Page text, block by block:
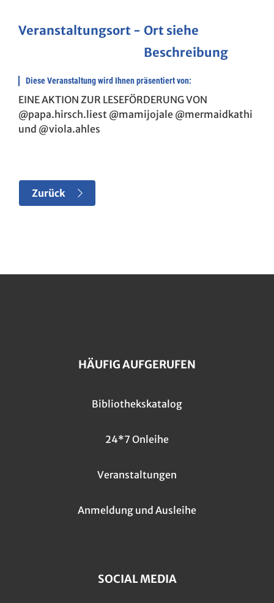
Veranstaltungsort
Ort siehe
Beschreibung
Diese Veranstaltung wird Ihnen präsentiert von:
EINE AKTION ZUR LESEFÖRDERUNG VON
@papa.hirsch.liest @mamijojale @mermaidkathi
und @viola.ahles
Zurück
HÄUFIG AUFGERUFEN
Bibliothekskatalog
24*7 Onleihe
Veranstaltungen
Anmeldung und Ausleihe
SOCIAL MEDIA